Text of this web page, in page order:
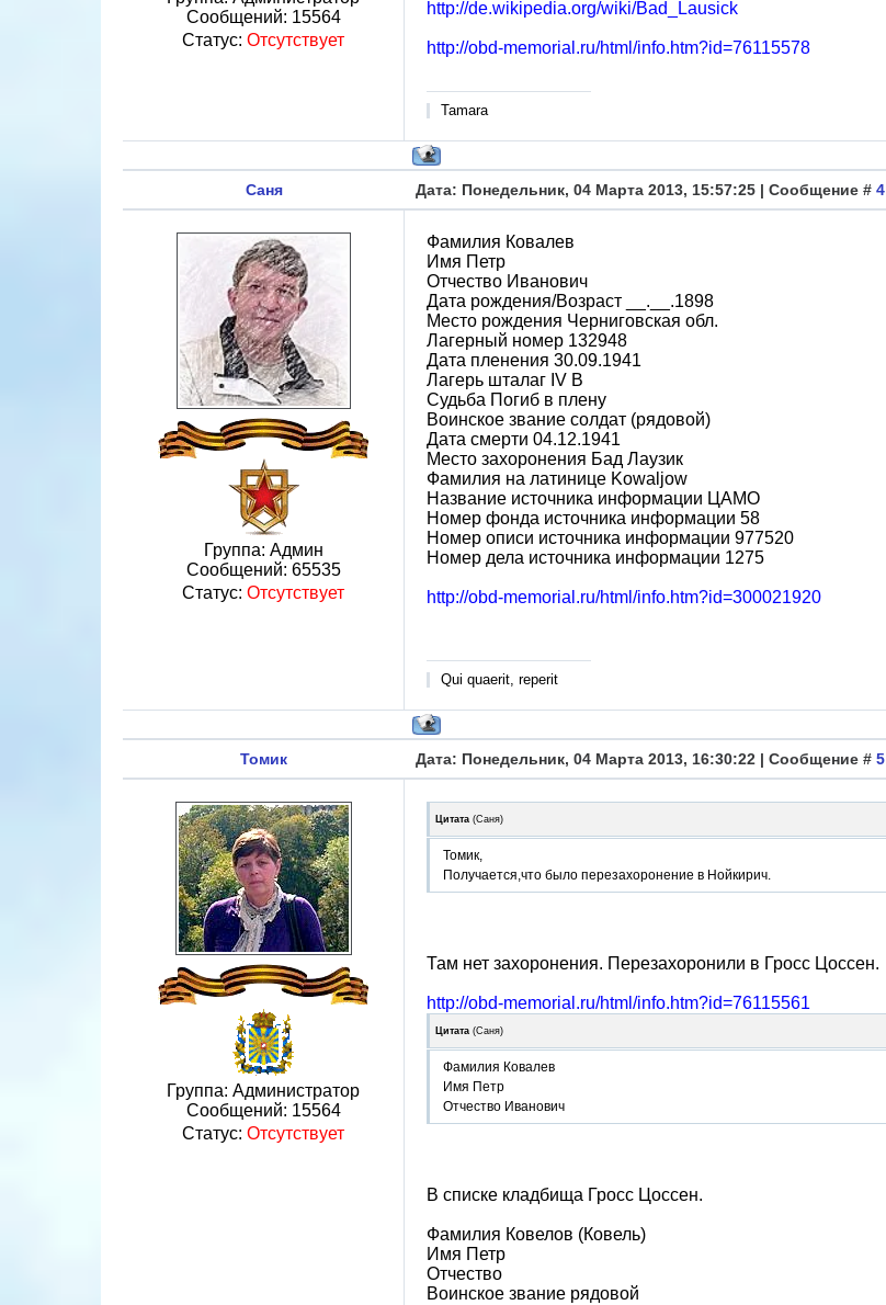
Сообщений: 15564
Статус: Отсутствует
http://de.wikipedia.org/wiki/Bad_Lausick
http://obd-memorial.ru/html/info.htm?id=76115578
Tamara
Саня Дата: Понедельник, 04 Марта 2013, 15:57:25 | Сообщение # 4
Группа: Админ
Сообщений: 65535
Статус: Отсутствует
Фамилия Ковалев
Имя Петр
Отчество Иванович
Дата рождения/Возраст __.__.1898
Место рождения Черниговская обл.
Лагерный номер 132948
Дата пленения 30.09.1941
Лагерь шталаг IV B
Судьба Погиб в плену
Воинское звание солдат (рядовой)
Дата смерти 04.12.1941
Место захоронения Бад Лаузик
Фамилия на латинице Kowaljow
Название источника информации ЦАМО
Номер фонда источника информации 58
Номер описи источника информации 977520
Номер дела источника информации 1275
http://obd-memorial.ru/html/info.htm?id=300021920
Qui quaerit, reperit
Томик Дата: Понедельник, 04 Марта 2013, 16:30:22 | Сообщение # 5
Группа: Администратор
Сообщений: 15564
Статус: Отсутствует
Цитата (Саня)
Томик,
Получается,что было перезахоронение в Нойкирич.
Там нет захоронения. Перезахоронили в Гросс Цоссен.
http://obd-memorial.ru/html/info.htm?id=76115561
Цитата (Саня)
Фамилия Ковалев
Имя Петр
Отчество Иванович
В списке кладбища Гросс Цоссен.
Фамилия Ковелов (Ковель)
Имя Петр
Отчество
Воинское звание рядовой